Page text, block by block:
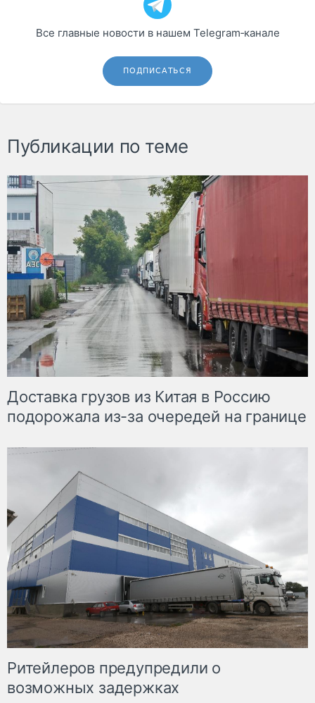
Все главные новости в нашем Telegram‑канале
ПОДПИСАТЬСЯ
Публикации по теме
Доставка грузов из Китая в Россию
подорожала из-за очередей на границе
Ритейлеров предупредили о
возможных задержках